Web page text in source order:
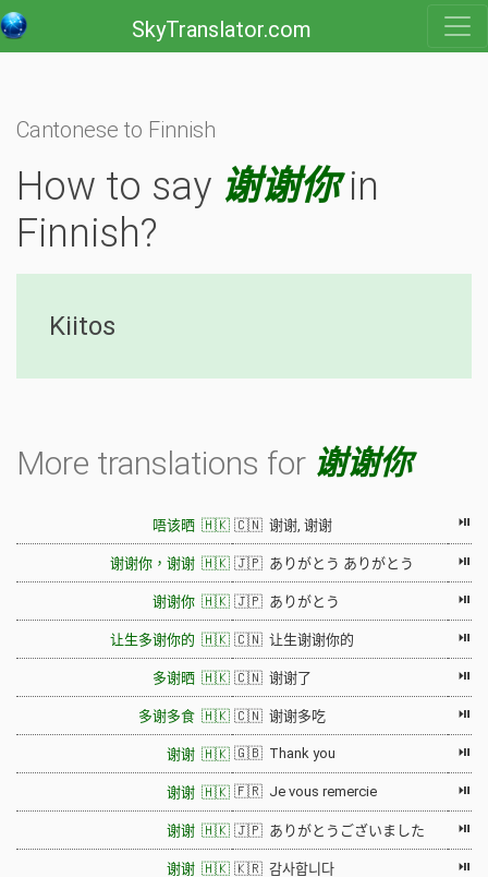
SkyTranslator.com
Cantonese to Finnish
How to say 谢谢你in
Finnish?
Kiitos
More translations for 谢谢你
唔该晒 🇭🇰 🇨🇳 谢谢, 谢谢 ⏯
谢谢你，谢谢 🇭🇰 🇯🇵 ありがとう ありがとう ⏯
谢谢你 🇭🇰 🇯🇵 ありがとう ⏯
让生多谢你的 🇭🇰 🇨🇳 让生谢谢你的 ⏯
多谢晒 🇭🇰 🇨🇳 谢谢了 ⏯
多谢多食 🇭🇰 🇨🇳 谢谢多吃 ⏯
谢谢 🇭🇰 🇬🇧 Thank you ⏯
谢谢 🇭🇰 🇫🇷 Je vous remercie ⏯
谢谢 🇭🇰 🇯🇵 ありがとうございました ⏯
谢谢 🇭🇰 🇰🇷 감사합니다 ⏯